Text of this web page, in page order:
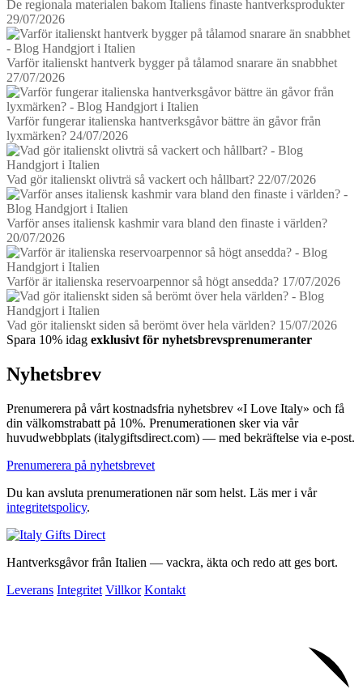
De regionala materialen bakom Italiens finaste hantverksprodukter
29/07/2026
Varför italienskt hantverk bygger på tålamod snarare än snabbhet
27/07/2026
Varför fungerar italienska hantverksgåvor bättre än gåvor från
lyxmärken? 24/07/2026
Vad gör italienskt olivträ så vackert och hållbart? 22/07/2026
Varför anses italiensk kashmir vara bland den finaste i världen?
20/07/2026
Varför är italienska reservoarpennor så högt ansedda? 17/07/2026
Vad gör italienskt siden så berömt över hela världen? 15/07/2026
Spara 10% idag exklusivt för nyhetsbrevsprenumeranter
Nyhetsbrev
Prenumerera på vårt kostnadsfria nyhetsbrev «I Love Italy» och få
din välkomstrabatt på 10%. Prenumerationen sker via vår
huvudwebbplats (italygiftsdirect.com) — med bekräftelse via e-post.
Prenumerera på nyhetsbrevet
Du kan avsluta prenumerationen när som helst. Läs mer i vår
integritetspolicy.
Hantverksgåvor från Italien — vackra, äkta och redo att ges bort.
Leverans Integritet Villkor Kontakt